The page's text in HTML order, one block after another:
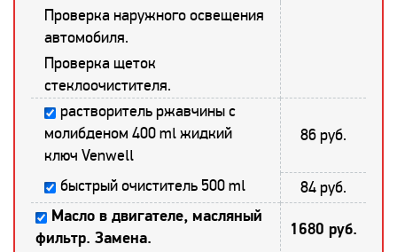
Проверка наружного освещения
автомобиля.
Проверка щеток
стеклоочистителя.
растворитель ржавчины с
молибденом 400 ml жидкий
ключ Venwell
86 руб.
быстрый очиститель 500 ml 84 руб.
Масло в двигателе, масляный
фильтр. Замена.
1680 руб.